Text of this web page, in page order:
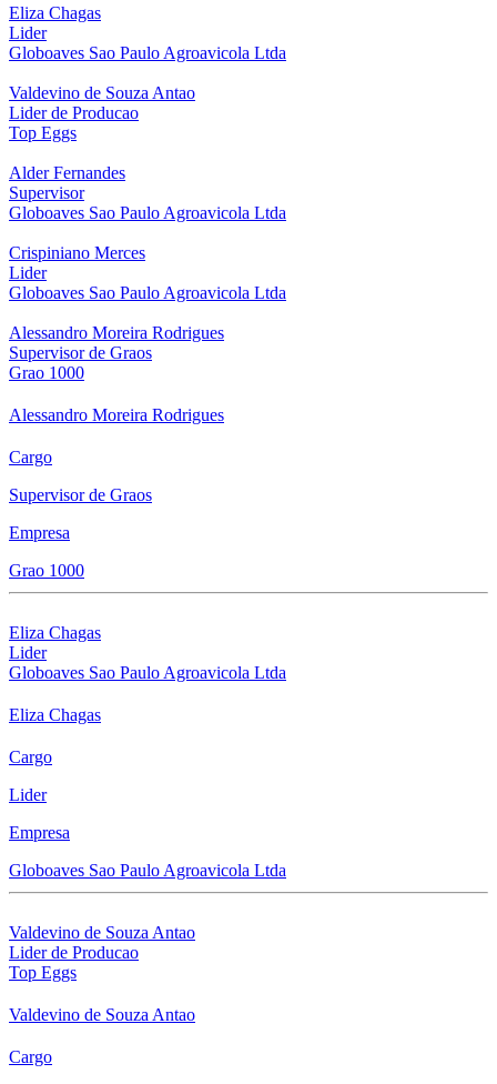
Eliza Chagas
Lider
Globoaves Sao Paulo Agroavicola Ltda
Valdevino de Souza Antao
Lider de Producao
Top Eggs
Alder Fernandes
Supervisor
Globoaves Sao Paulo Agroavicola Ltda
Crispiniano Merces
Lider
Globoaves Sao Paulo Agroavicola Ltda
Alessandro Moreira Rodrigues
Supervisor de Graos
Grao 1000
Alessandro Moreira Rodrigues
Cargo
Supervisor de Graos
Empresa
Grao 1000
Eliza Chagas
Lider
Globoaves Sao Paulo Agroavicola Ltda
Eliza Chagas
Cargo
Lider
Empresa
Globoaves Sao Paulo Agroavicola Ltda
Valdevino de Souza Antao
Lider de Producao
Top Eggs
Valdevino de Souza Antao
Cargo